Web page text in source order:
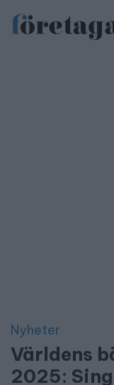
Nyheter
Världens
2025: